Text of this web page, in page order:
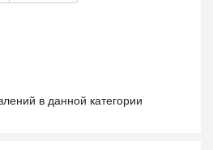
в данной категории